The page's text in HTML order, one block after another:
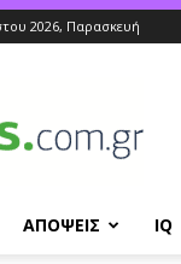
2026, Παρασκευή
ΑΠΟΨΕΙΣ IQ